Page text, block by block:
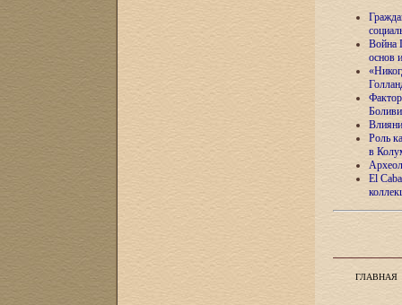
Война
основ
Роль
в
El
ГЛАВНАЯ